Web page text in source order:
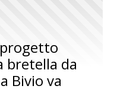
bretella da
Bivio va